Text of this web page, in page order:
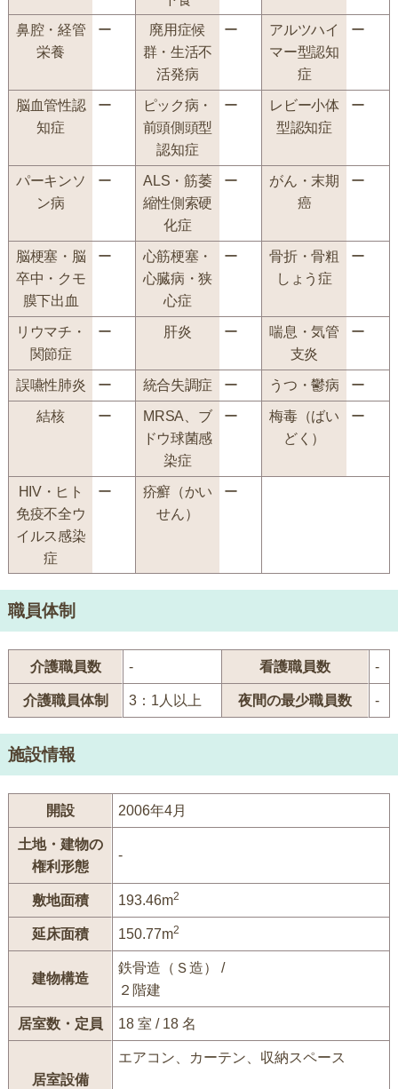
鼻腔・経管
栄養
ー
廃用症候
群・生活不
活発病
ー
アルツハイ
マー型認知
症
ー
脳血管性認
知症
ー
ピック病・
前頭側頭型
認知症
ー
レビー小体
型認知症
ー
パーキンソ
ン病
ー
ALS・筋萎
縮性側索硬
化症
ー
がん・末期
癌
ー
脳梗塞・脳
卒中・クモ
膜下出血
ー
心筋梗塞・
心臓病・狭
心症
ー
骨折・骨粗
しょう症
ー
リウマチ・
関節症
ー 肝炎 ー
喘息・気管
支炎
ー
誤嚥性肺炎 ー 統合失調症 ー うつ・鬱病 ー
結核 ー
MRSA、ブ
ドウ球菌感
染症
ー
梅毒（ばい
どく）
ー
HIV・ヒト
免疫不全ウ
イルス感染
症
ー
疥癬（かい
せん）
ー
職員体制
介護職員数 - 看護職員数 -
介護職員体制 3：1人以上 夜間の最少職員数 -
施設情報
開設 2006年4月
土地・建物の
権利形態
-
敷地面積 193.46m2
延床面積 150.77m2
建物構造
鉄骨造（Ｓ造） /
２階建
居室数・定員 18 室 / 18 名
居室設備
エアコン、カーテン、収納スペース